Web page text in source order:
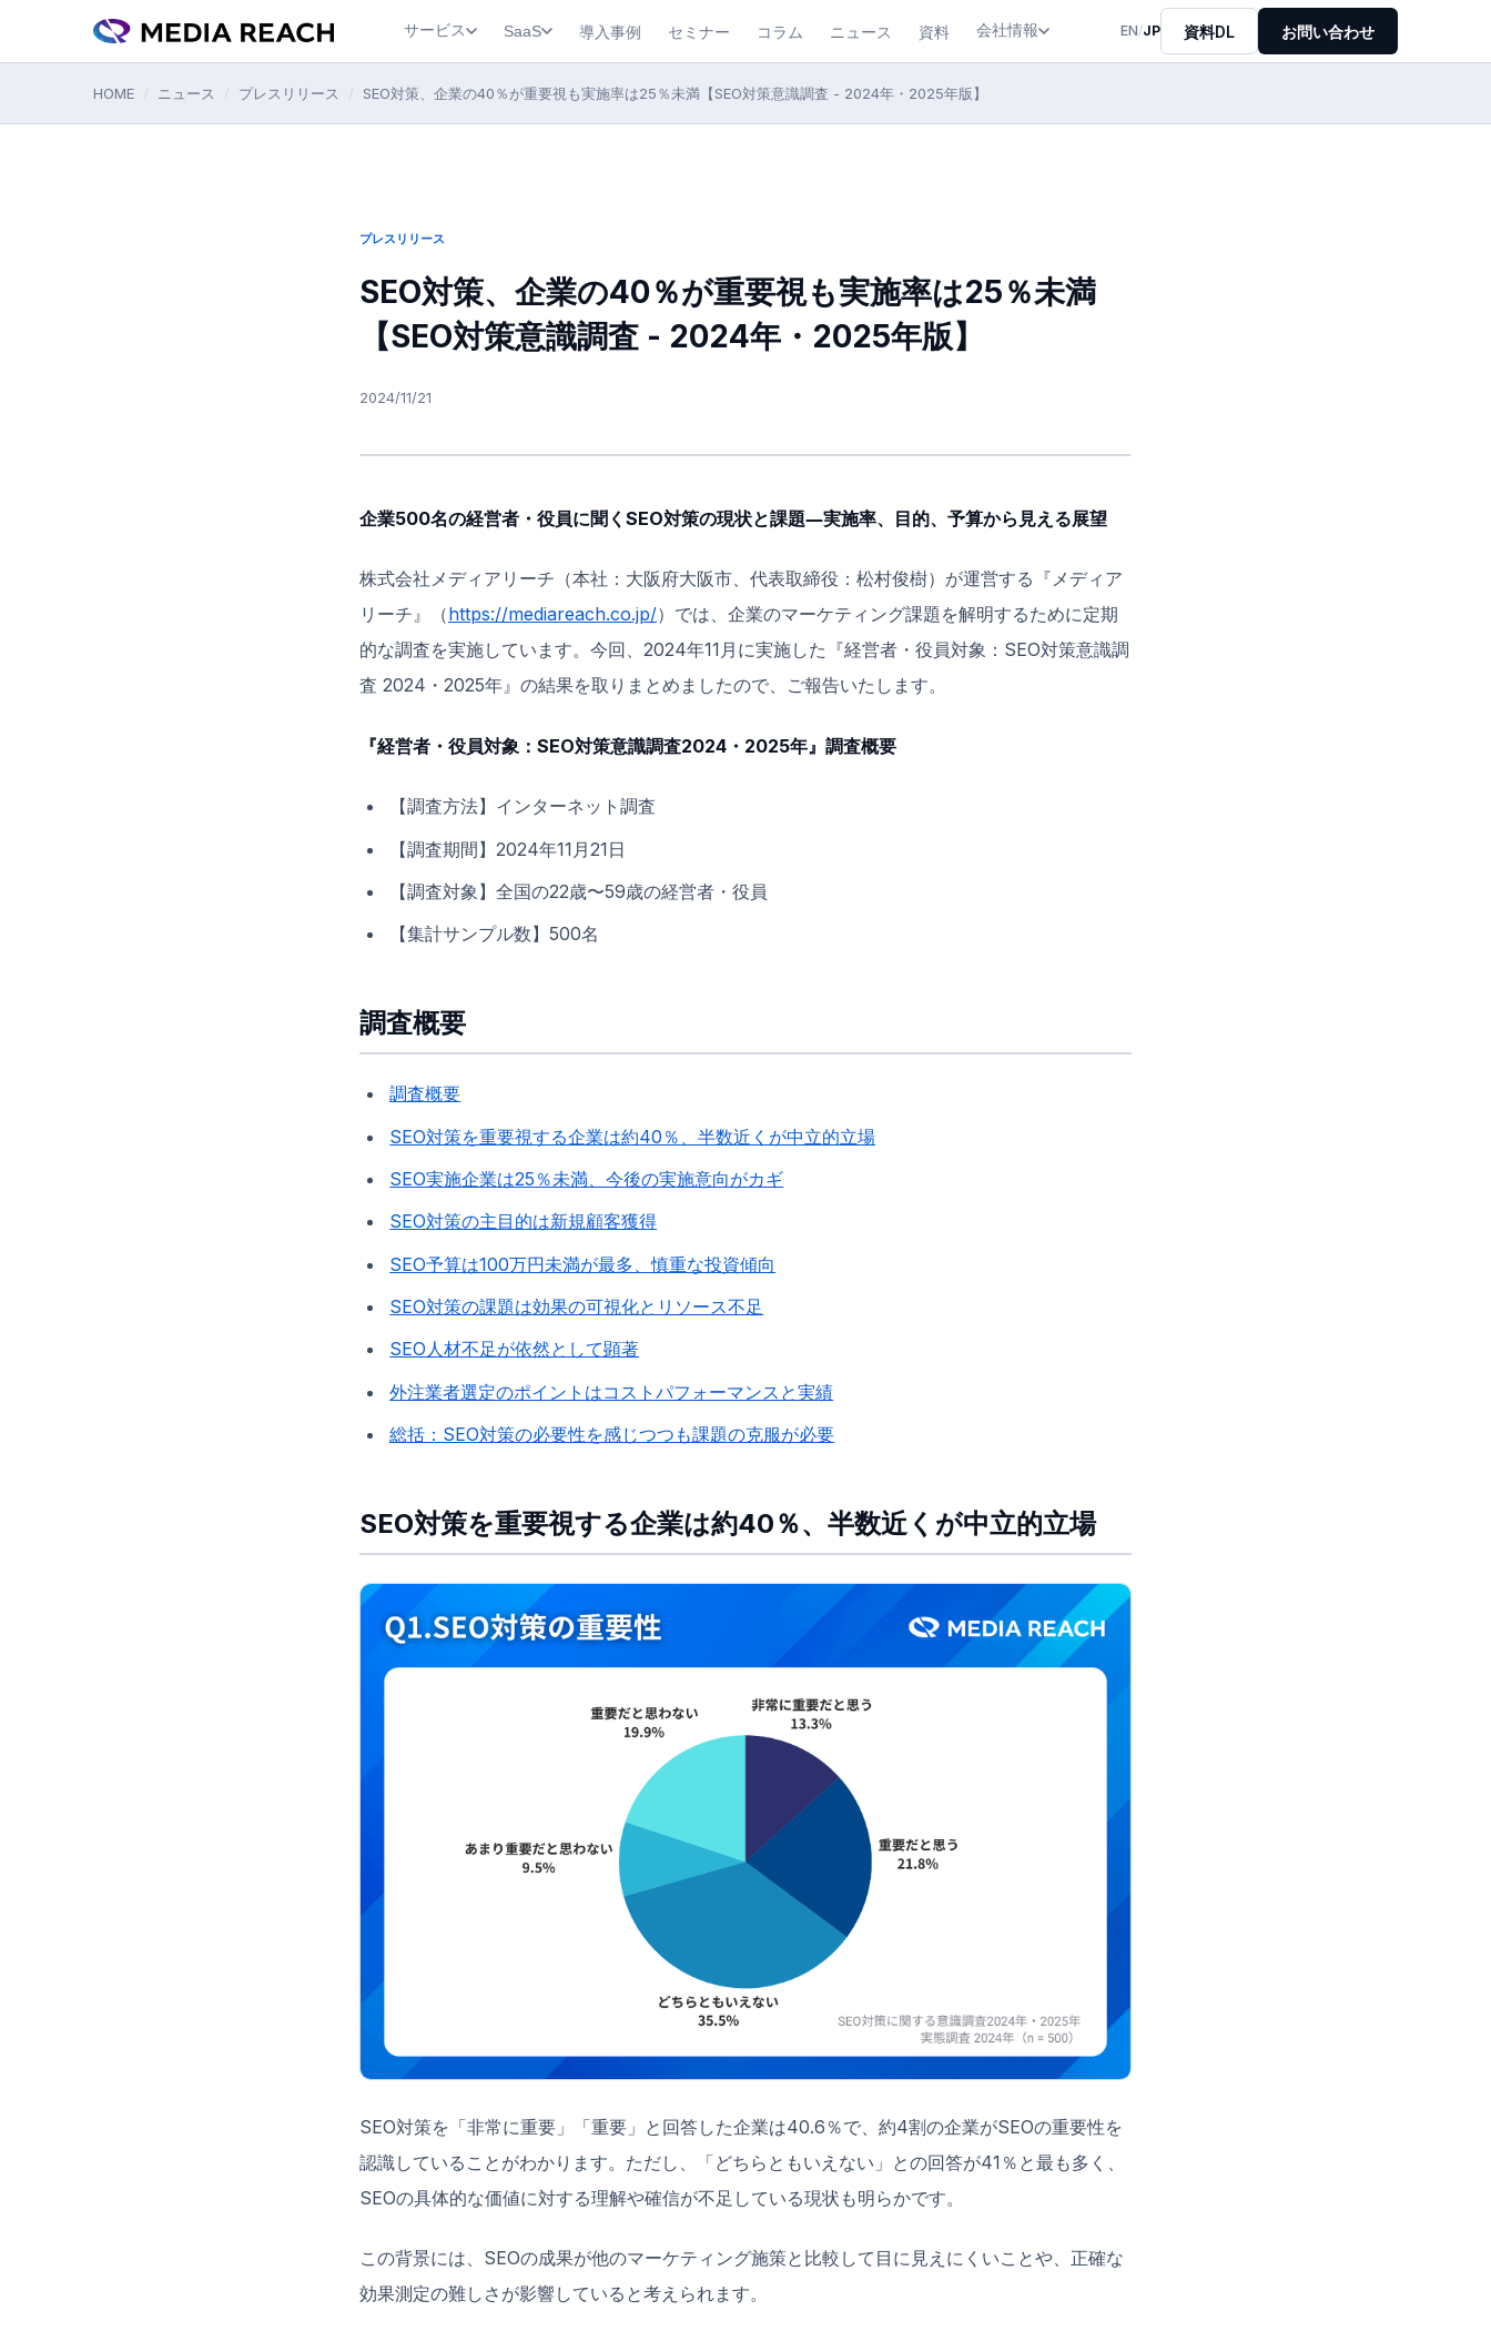
サービス SaaS 導入事例 セミナー コラム ニュース 資料 会社情報 EN/JP 資料DL お問い合わせ
HOME ニュース プレスリリース SEO対策、企業の40％が重要視も実施率は25％未満【SEO対策意識調査 - 2024年・2025年版】
プレスリリース
SEO対策、企業の40％が重要視も実施率は25％未満
【SEO対策意識調査 - 2024年・2025年版】
2024/11/21
企業500名の経営者・役員に聞くSEO対策の現状と課題―実施率、目的、予算から見える展望
株式会社メディアリーチ（本社：大阪府大阪市、代表取締役：松村俊樹）が運営する『メディア
リーチ』（https://mediareach.co.jp/）では、企業のマーケティング課題を解明するために定期
的な調査を実施しています。今回、2024年11月に実施した『経営者・役員対象：SEO対策意識調
査 2024・2025年』の結果を取りまとめましたので、ご報告いたします。
『経営者・役員対象：SEO対策意識調査2024・2025年』調査概要
【調査方法】インターネット調査
【調査期間】2024年11月21日
【調査対象】全国の22歳〜59歳の経営者・役員
【集計サンプル数】500名
調査概要
調査概要
SEO対策を重要視する企業は約40％、半数近くが中立的立場
SEO実施企業は25％未満、今後の実施意向がカギ
SEO対策の主目的は新規顧客獲得
SEO予算は100万円未満が最多、慎重な投資傾向
SEO対策の課題は効果の可視化とリソース不足
SEO人材不足が依然として顕著
外注業者選定のポイントはコストパフォーマンスと実績
総括：SEO対策の必要性を感じつつも課題の克服が必要
SEO対策を重要視する企業は約40％、半数近くが中立的立場
SEO対策を「非常に重要」「重要」と回答した企業は40.6％で、約4割の企業がSEOの重要性を
認識していることがわかります。ただし、「どちらともいえない」との回答が41％と最も多く、
SEOの具体的な価値に対する理解や確信が不足している現状も明らかです。
この背景には、SEOの成果が他のマーケティング施策と比較して目に見えにくいことや、正確な
効果測定の難しさが影響していると考えられます。